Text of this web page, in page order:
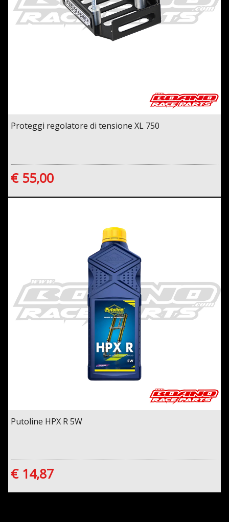
Proteggi regolatore di tensione XL 750
€ 55,00
Putoline HPX R 5W
€ 14,87